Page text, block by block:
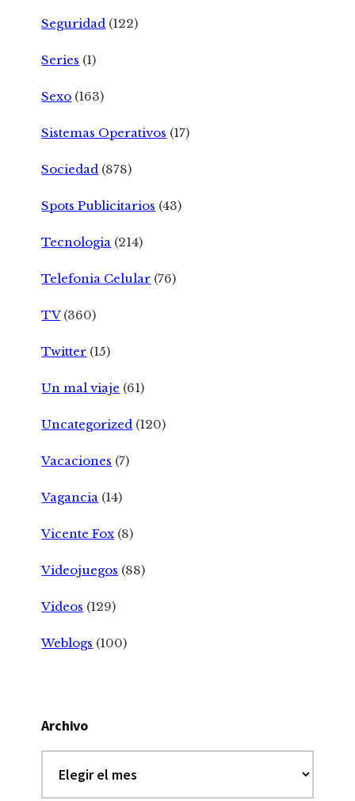
Seguridad (122)
Series (1)
Sexo (163)
Sistemas Operativos (17)
Sociedad (878)
Spots Publicitarios (43)
Tecnologia (214)
Telefonia Celular (76)
TV(360)
Twitter (15)
Un mal viaje (61)
Uncategorized (120)
Vacaciones (7)
Vagancia (14)
Vicente Fox (8)
Videojuegos (88)
Videos (129)
Weblogs (100)
Archivo